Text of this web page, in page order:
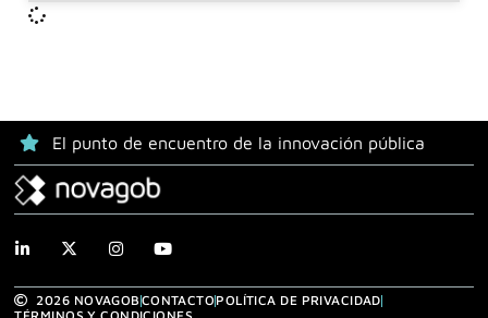
El punto de encuentro de la innovación pública
2026 NOVAGOBCONTACTOPOLÍTICA DE PRIVACIDAD